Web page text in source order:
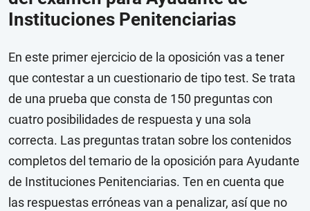
Instituciones Penitenciarias
En este primer ejercicio de la oposición vas a tener
que contestar a un cuestionario de tipo test. Se trata
de una prueba que consta de 150 preguntas con
cuatro posibilidades de respuesta y una sola
correcta. Las preguntas tratan sobre los contenidos
completos del temario de la oposición para Ayudante
de Instituciones Penitenciarias. Ten en cuenta que
las respuestas erróneas van a penalizar, así que no